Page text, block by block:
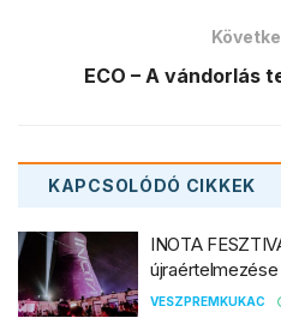
ECO – A vándorlás
KAPCSOLÓDÓ CIKKEK
INOTA
újraértelmezése
VESZPREMKUKAC